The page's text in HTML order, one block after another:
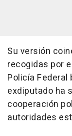
Su versión
recogidas por
Policía Federal
exdiputado ha
cooperación
autoridades